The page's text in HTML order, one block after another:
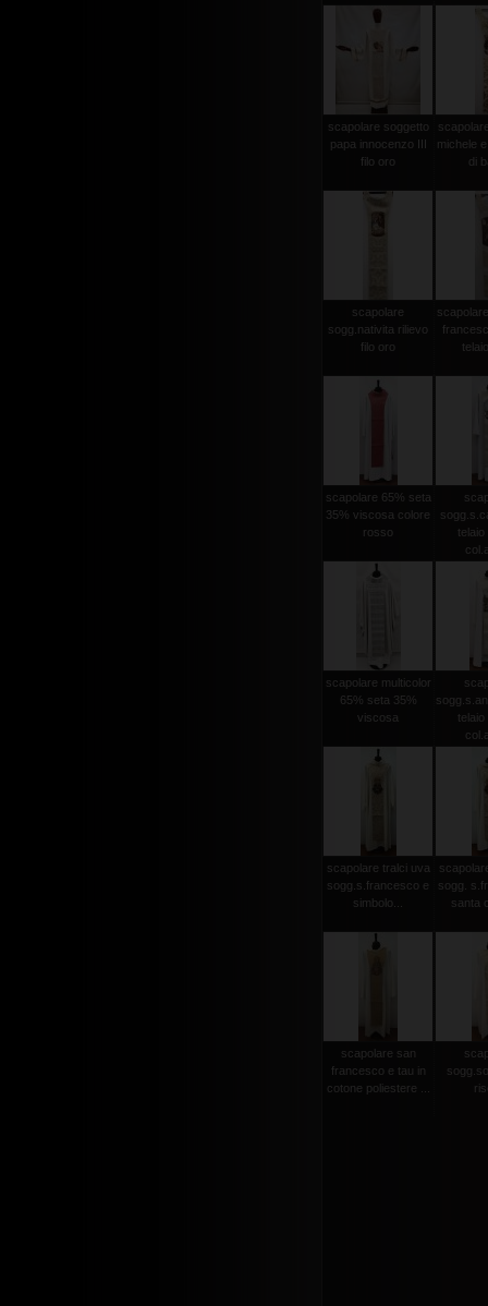
scapolare soggetto
papa innocenzo III
filo oro
michele
di
scapolare
sogg.nativita rilievo
filo oro
scapolare 65% seta
35% viscosa colore
rosso
telaio
scapolare multicolor
65% seta 35%
viscosa
telaio
scapolare tralci uva
sogg.s.francesco e
simbolo...
sogg.
santa
scapolare san
francesco e tau in
cotone poliestere ...